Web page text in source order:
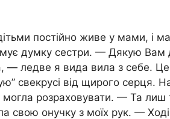
постійно живе у мами, і
думку сестри. — Дякую Вам
— ледве я вида вила з себе.
свекрусі від щирого серця.
розраховувати. — Та лиш
свою онучку з моїх рук. —